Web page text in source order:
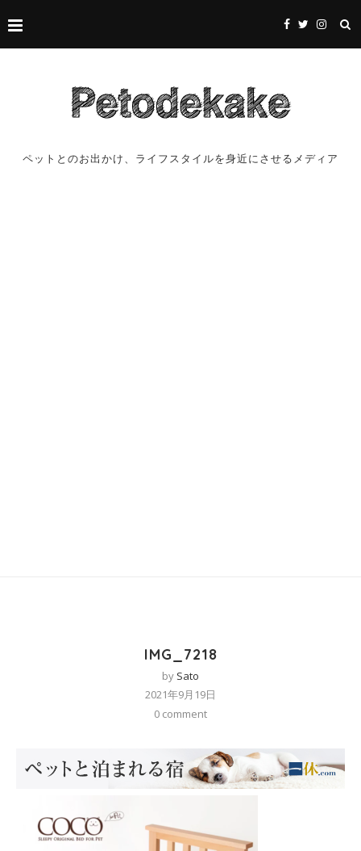
ペットとのお出かけ、ライフスタイルを身近にさせるメディア
IMG_7218
by Sato
2021年9月19日
0 comment